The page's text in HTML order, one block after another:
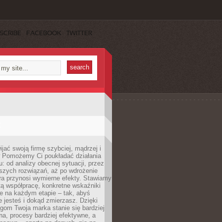
FACEBOOK TWITTER
swoją firmę szybciej, mądrzej i
Ci poukładać działania
od analizy obecnej sytuacji, przez
rozwiązań, aż po wdrożenie
przynosi wymierne efekty. Stawiamy
współpracę, konkretne wskaźniki
na każdym etapie – tak, abyś
jesteś i dokąd zmierzasz. Dzięki
Twoja marka stanie się bardziej
procesy bardziej efektywne, a